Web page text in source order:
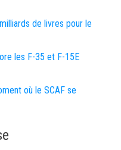
de livres pour le
les F-35 et F-15E
où le SCAF se